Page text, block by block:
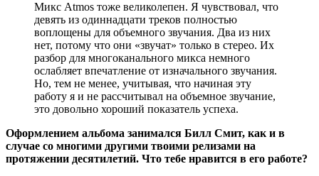
Микс Atmos тоже великолепен. Я чувствовал, что
девять из одиннадцати треков полностью
воплощены для объемного звучания. Два из них
нет, потому что они «звучат» только в стерео. Их
разбор для многоканального микса немного
ослабляет впечатление от изначального звучания.
Но, тем не менее, учитывая, что начиная эту
работу я и не рассчитывал на объемное звучание,
это довольно хороший показатель успеха.
Оформлением альбома занимался Билл Смит, как и в
случае со многими другими твоими релизами на
протяжении десятилетий. Что тебе нравится в его работе?